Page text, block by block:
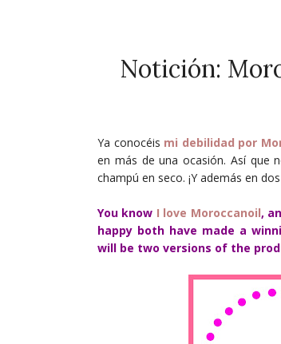
Notición:
Ya conocéis mi debilidad por
en más de una ocasión. Así que
champú en seco. ¡Y además en
You know I love Moroccanoil,
happy both have made a
will be two versions of the